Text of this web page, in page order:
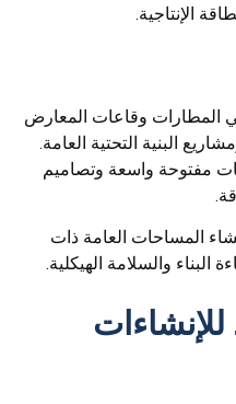
الإنتاجية.
المطارات وقاعات المعارض
البنية التحتية العامة.
مفتوحة واسعة وتصاميم
المساحات العامة ذات
البناء والسلامة الهيكلية.